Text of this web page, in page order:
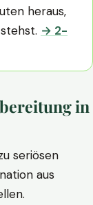
heraus,
→ 2-
in
seriösen
aus